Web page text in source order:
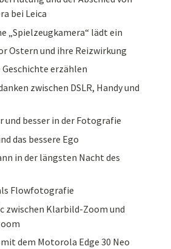
bei Leica
„Spielzeugkamera“ lädt ein
Ostern und ihre Reizwirkung
erzählen
zwischen DSLR, Handy und
und besser in der Fotografie
das bessere Ego
in der längsten Nacht des
Flowfotografie
zwischen Klarbild-Zoom und
mit dem Motorola Edge 30 Neo